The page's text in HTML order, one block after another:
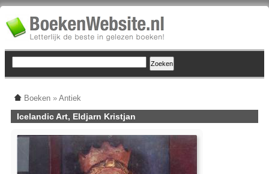
Boeken » Antiek
Icelandic Art, Eldjarn Kristjan